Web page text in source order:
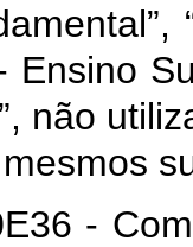
Ensino
não
-